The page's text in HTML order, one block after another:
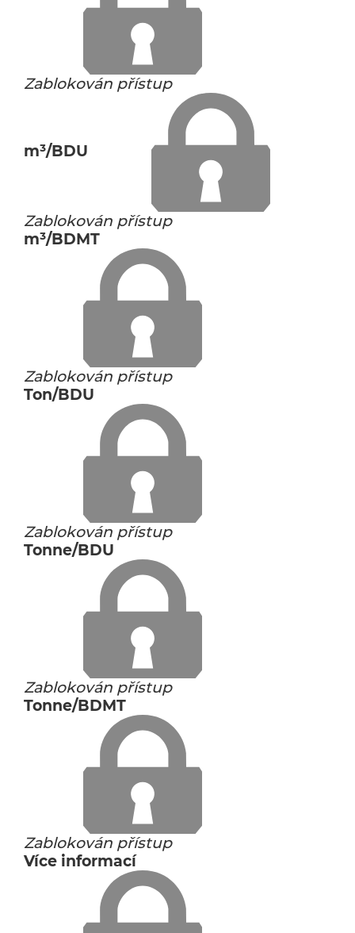
Zablokován přístup
m³/BDU
Zablokován přístup
m³/BDMT
Zablokován přístup
Ton/BDU
Zablokován přístup
Tonne/BDU
Zablokován přístup
Tonne/BDMT
Zablokován přístup
Více informací